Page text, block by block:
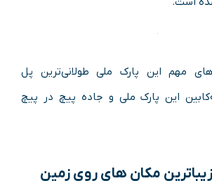
مهم این پارک ملی طولانی‌ترین پل
این پارک ملی و جاده پیچ در پیچ
مکان‌ های روی زمین